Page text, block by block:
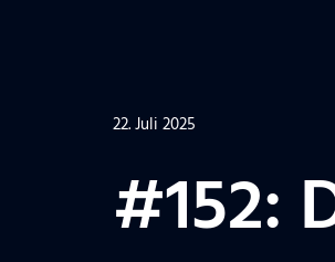
22. Juli 2025
#152: